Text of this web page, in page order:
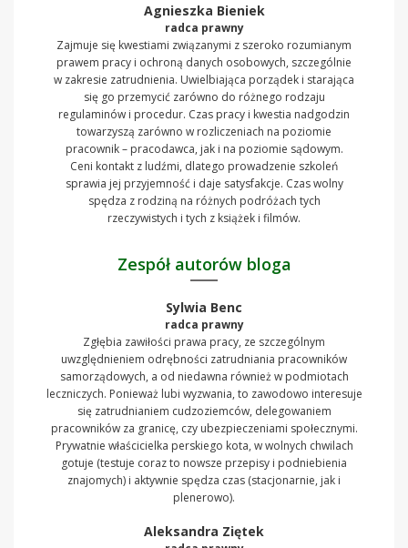
Agnieszka Bieniek
radca prawny
Zajmuje się kwestiami związanymi z szeroko rozumianym
prawem pracy i ochroną danych osobowych, szczególnie
w zakresie zatrudnienia. Uwielbiająca porządek i starająca
się go przemycić zarówno do różnego rodzaju
regulaminów i procedur. Czas pracy i kwestia nadgodzin
towarzyszą zarówno w rozliczeniach na poziomie
pracownik – pracodawca, jak i na poziomie sądowym.
Ceni kontakt z ludźmi, dlatego prowadzenie szkoleń
sprawia jej przyjemność i daje satysfakcje. Czas wolny
spędza z rodziną na różnych podróżach tych
rzeczywistych i tych z książek i filmów.
Zespół autorów bloga
Sylwia Benc
radca prawny
Zgłębia zawiłości prawa pracy, ze szczególnym
uwzględnieniem odrębności zatrudniania pracowników
samorządowych, a od niedawna również w podmiotach
leczniczych. Ponieważ lubi wyzwania, to zawodowo interesuje
się zatrudnianiem cudzoziemców, delegowaniem
pracowników za granicę, czy ubezpieczeniami społecznymi.
Prywatnie właścicielka perskiego kota, w wolnych chwilach
gotuje (testuje coraz to nowsze przepisy i podniebienia
znajomych) i aktywnie spędza czas (stacjonarnie, jak i
plenerowo).
Aleksandra Ziętek